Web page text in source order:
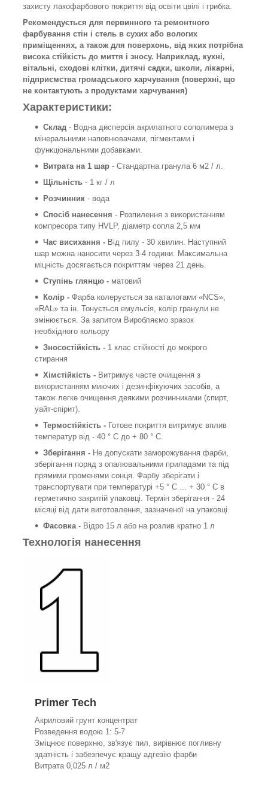
захисту лакофарбового покриття від освіти цвілі і грибка.
Рекомендується для первинного та ремонтного
фарбування стін і стель в сухих або вологих
приміщеннях, а також для поверхонь, від яких потрібна
висока стійкість до миття і зносу. Наприклад, кухні,
вітальні, сходові клітки, дитячі садки, школи, лікарні,
підприємства громадського харчування (поверхні, що
не контактують з продуктами харчування)
Характеристики:
Склад - Водна дисперсія акрилатного сополимера з
мінеральними наповнювачами, пігментами і
функціональними добавками.
Витрата на 1 шар - Стандартна гранула 6 м2 / л.
Щільність - 1 кг / л
Розчинник - вода
Спосіб нанесення - Розпилення з використанням
компресора типу HVLP, діаметр сопла 2,5 мм
Час висихання - Від пилу - 30 хвилин. Наступний
шар можна наносити через 3-4 години. Максимальна
міцність досягається покриттям через 21 день.
Ступінь глянцю - матовий
Колір - Фарба колерується за каталогами «NCS»,
«RAL» та ін. Тонується емульсія, колір гранули не
змінюється. За запитом Виробляємо зразок
необхідного кольору
Зносостійкість - 1 клас стійкості до мокрого
стирання
Хімстійкість - Витримує часте очищення з
використанням миючих і дезинфікуючих засобів, а
також легке очищення деякими розчинниками (спирт,
уайт-спірит).
Термостійкість - Готове покриття витримує вплив
температур від - 40 ° С до + 80 ° С.
Зберігання - Не допускати заморожування фарби,
зберігання поряд з опалювальними приладами та під
прямими променями сонця. Фарбу зберігати і
транспортувати при температурі +5 ° С ... + 30 ° С в
герметично закритій упаковці. Термін зберігання - 24
місяці від дати виготовлення, зазначеної на упаковці.
Фасовка- Відро 15 л або на розлив кратно 1 л
Технологія нанесення
Primer Tech
Акриловий грунт концентрат
Розведення водою 1: 5-7
Зміцнює поверхню, зв'язує пил, вирівнює погливну
здатність і забезпечує кращу адгезію фарби
Витрата 0,025 л / м2